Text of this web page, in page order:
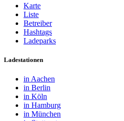
Karte
Liste
Betreiber
Hashtags
Ladeparks
Ladestationen
in Aachen
in Berlin
in Köln
in Hamburg
in München